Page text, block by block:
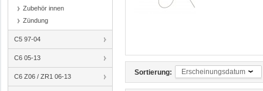
Zubehör innen
Zündung
C5 97-04
C6 05-13
C6 Z06 / ZR1 06-13 Sortierung: Erscheinungsdatum